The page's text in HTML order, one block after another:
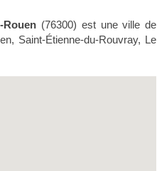
Rouen (76300) est une ville de
Saint-Étienne-du-Rouvray, Le